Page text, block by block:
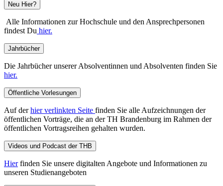
Neu Hier?
Alle Informationen zur Hochschule und den Ansprechpersonen
findest Du hier.
Jahrbücher
Die Jahrbücher unserer Absolventinnen und Absolventen finden Sie
hier.
Öffentliche Vorlesungen
Auf derhier verlinkten Seite finden Sie alle Aufzeichnungen der
öffentlichen Vorträge, die an der TH Brandenburg im Rahmen der
öffentlichen Vortragsreihen gehalten wurden.
Videos und Podcast der THB
Hierfinden Sie unsere digitalten Angebote und Informationen zu
unseren Studienangeboten